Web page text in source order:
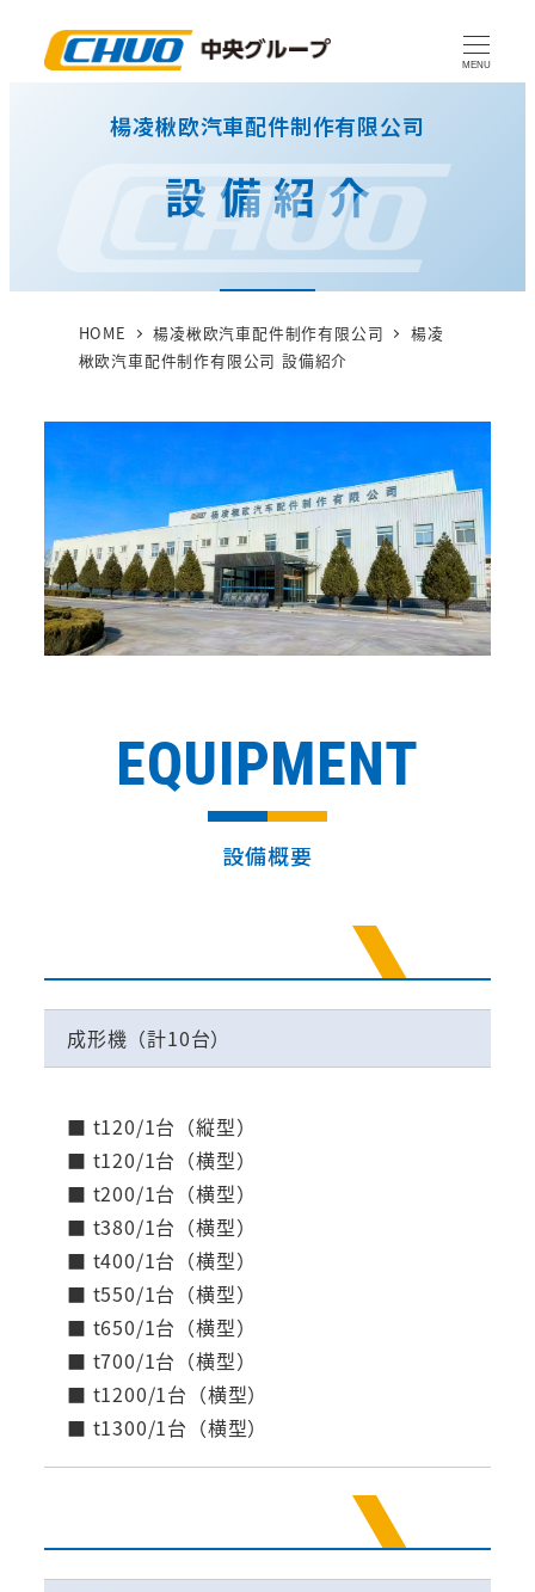
へ
MENU
楊凌楸欧汽車配件制作有限公司
設備紹介
HOME 楊凌楸欧汽車配件制作有限公司
楊凌
楸欧汽車配件制作有限公司 設備紹介
EQUIPMENT
設備概要
成形機（計10台）
■ t120/1台（縦型）
■ t120/1台（横型）
■ t200/1台（横型）
■ t380/1台（横型）
■ t400/1台（横型）
■ t550/1台（横型）
■ t650/1台（横型）
■ t700/1台（横型）
■ t1200/1台（横型）
■ t1300/1台（横型）